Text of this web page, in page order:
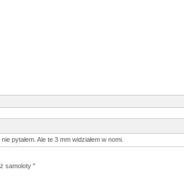
pytałem. Ale te 3 mm widziałem w nomi.
samoloty "